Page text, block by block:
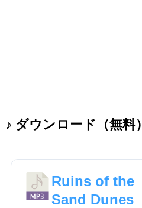
♪ ダウンロード（無料）
Ruins of the
Sand Dunes